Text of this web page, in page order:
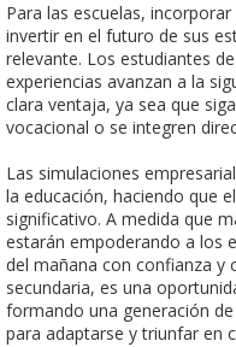
Para las escuelas,
invertir en el futuro de sus
relevante. Los estudiantes
experiencias avanzan a la
clara ventaja, ya sea que
vocacional o se integren
Las simulaciones
la educación, haciendo que
significativo. A medida que
estarán empoderando a los
del mañana con confianza y
secundaria, es una
formando una generación
para adaptarse y triunfar en